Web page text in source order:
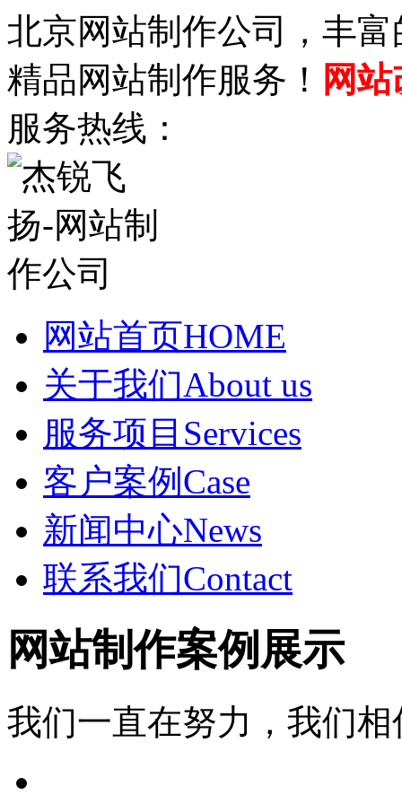
北京网站制作公司，丰
精品网站制作服务！ 网
服务热线：
网站首页HOME
关于我们About us
服务项目 Services
客户案例 Case
新闻中心News
联系我们Contact
网站制作案例展示
我们一直在努力，我们